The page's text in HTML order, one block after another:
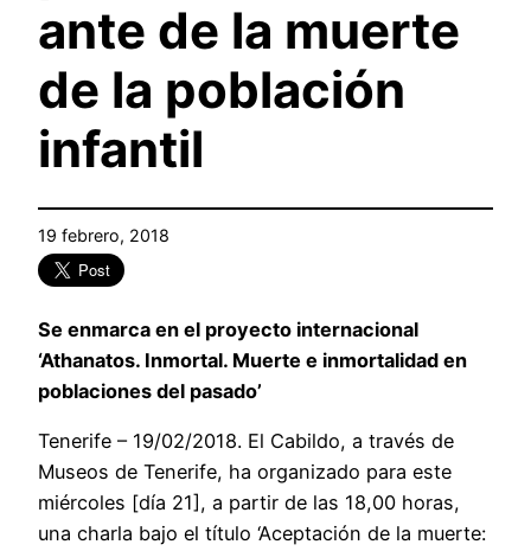
ante de la muerte
de la población
infantil
19 febrero, 2018
Se enmarca en el proyecto internacional
‘Athanatos. Inmortal. Muerte e inmortalidad en
poblaciones del pasado’
Tenerife – 19/02/2018. El Cabildo, a través de
Museos de Tenerife, ha organizado para este
miércoles [día 21], a partir de las 18,00 horas,
una charla bajo el título ‘Aceptación de la muerte: